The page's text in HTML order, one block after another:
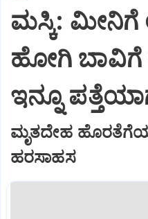
ಮಸ್ಕಿ: ಮೀನಿಗೆ
ಹೋಗಿ ಬಾವಿಗೆ
ಇನ್ನೂ
ಮೃತದೇಹ
ಹರಸಾಹಸ